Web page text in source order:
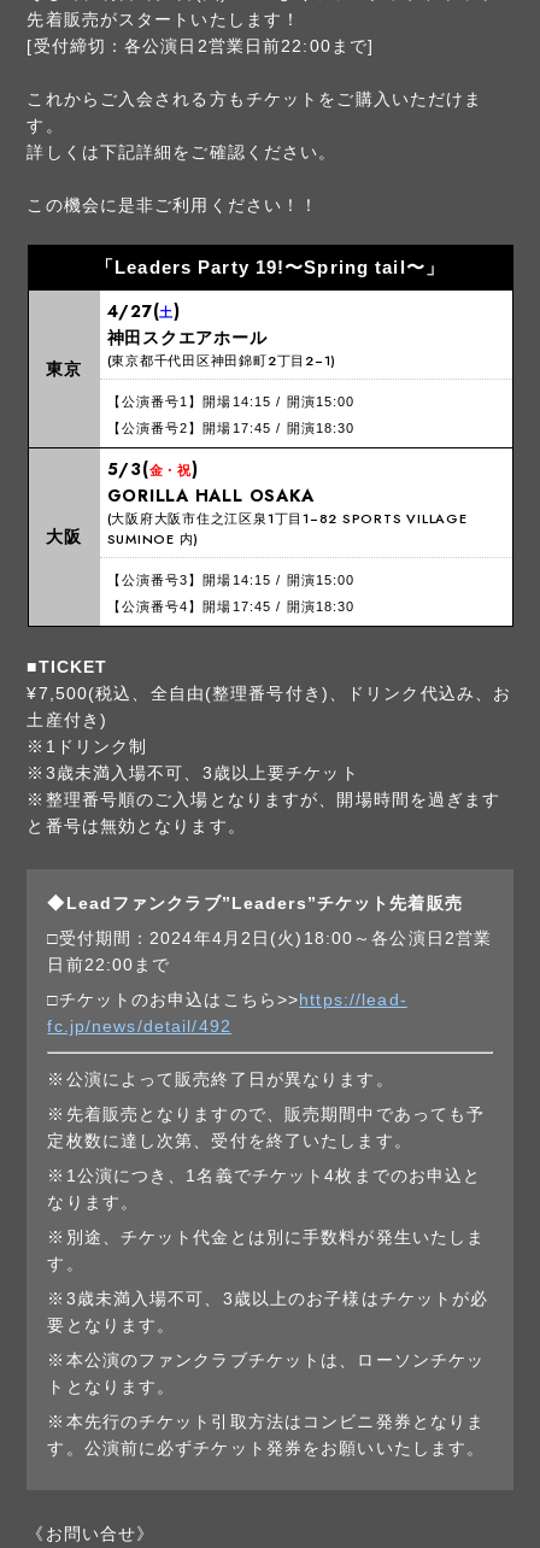
先着販売がスタートいたします！
[受付締切：各公演日2営業日前22:00まで]
これからご入会される方もチケットをご購入いただけま
す。
詳しくは下記詳細をご確認ください。
この機会に是非ご利用ください！！
「Leaders Party 19!〜Spring tail〜」
東京
4/27(土)
神田スクエアホール
(東京都千代田区神田錦町2丁目2−1)
【公演番号1】開場14:15 / 開演15:00
【公演番号2】開場17:45 / 開演18:30
大阪
5/3(金・祝)
GORILLA HALL OSAKA
(大阪府大阪市住之江区泉1丁目1−82 SPORTS VILLAGE
SUMINOE 内)
【公演番号3】開場14:15 / 開演15:00
【公演番号4】開場17:45 / 開演18:30
■TICKET
¥7,500(税込、全自由(整理番号付き)、ドリンク代込み、お
土産付き)
※1ドリンク制
※3歳未満入場不可、3歳以上要チケット
※整理番号順のご入場となりますが、開場時間を過ぎます
と番号は無効となります。
◆Leadファンクラブ”Leaders”チケット先着販売
□受付期間：2024年4月2日(火)18:00～各公演日2営業
日前22:00まで
□チケットのお申込はこちら>>https://lead-
fc.jp/news/detail/492
※公演によって販売終了日が異なります。
※先着販売となりますので、販売期間中であっても予
定枚数に達し次第、受付を終了いたします。
※1公演につき、1名義でチケット4枚までのお申込と
なります。
※別途、チケット代金とは別に手数料が発生いたしま
す。
※3歳未満入場不可、3歳以上のお子様はチケットが必
要となります。
※本公演のファンクラブチケットは、ローソンチケッ
トとなります。
※本先行のチケット引取方法はコンビニ発券となりま
す。公演前に必ずチケット発券をお願いいたします。
《お問い合せ》